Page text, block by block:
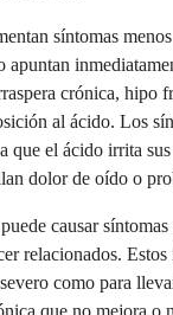
síntomas
apuntan
crónica, hipo
al ácido. Los
que el ácido irrita
dolor de oído o
causar
relacionados.
como para
que no mejora o